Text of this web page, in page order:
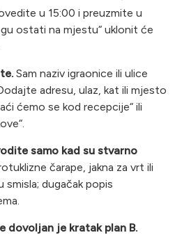
u 15:00 i preuzmite u
ostati na mjestu“ uklonit će
Sam naziv igraonice ili ulice
adresu, ulaz, kat ili mjesto
ćemo se kod recepcije“ ili
samo kad su stvarno
čarape, jakna za vrt ili
smisla; dugačak popis
dovoljan je kratak plan B.